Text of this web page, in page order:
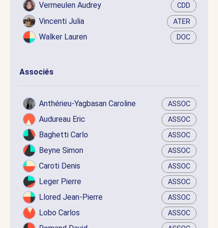
Vermeulen Audrey CDD
Vincenti Julia ATER
Walker Lauren DOC
Associés
Anthérieu-Yagbasan Caroline ASSOC
Audureau Eric ASSOC
Baghetti Carlo ASSOC
Beyne Simon ASSOC
Caroti Denis ASSOC
Leger Pierre ASSOC
Llored Jean-Pierre ASSOC
Lobo Carlos ASSOC